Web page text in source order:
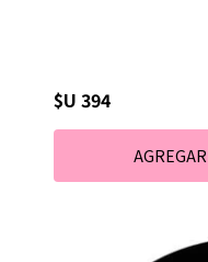
$U 394